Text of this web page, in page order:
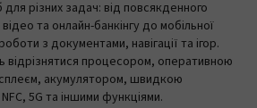
різних задач: від повсякденного
та онлайн-банкінгу до мобільної
з документами, навігації та ігор.
відрізнятися процесором, оперативною
акумулятором, швидкою
5G та іншими функціями.